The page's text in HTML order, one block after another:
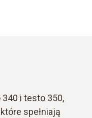
i testo 350,
spełniają